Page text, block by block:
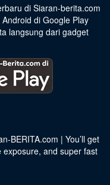
di Siaran-berita.com
di Google Play
langsung dari gadget
BERITA.com | You’ll get
and super fast